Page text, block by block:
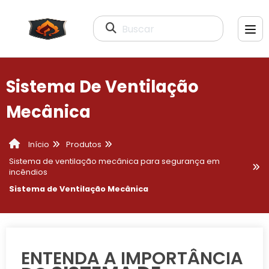
Buscar
Sistema De Ventilação
Mecânica
Início
Produtos
Sistema de ventilação mecânica para segurança em
incêndios
Sistema de Ventilação Mecânica
ENTENDA A IMPORTÂNCIA